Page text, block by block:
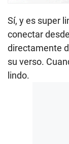
Sí, y es super
conectar
directamente
su verso.
lindo.